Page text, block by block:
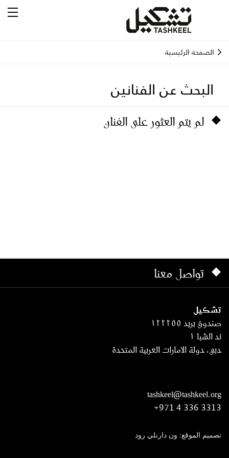
الصفحة الرئيسية
البحث عن الفنانين
لم يتم العثور على الفنان
تواصل معنا
تشكيل
صندوق بريد ١٢٢٢٥٥
ند الشبا ١
دبي، دولة الامارات العربية المتحدة
tashkeel@tashkeel.org
+971 4 336 3313
تصميم الموقع: ون دارنلي رود